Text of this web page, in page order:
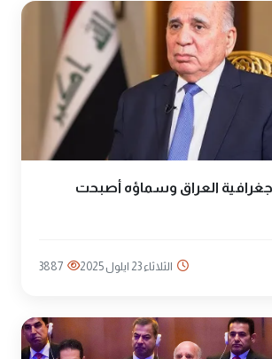
جغرافية العراق وسماؤه أصبحت
الثلاثاء 23 ايلول 2025 3887